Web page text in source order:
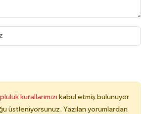
kurallarımızı kabul etmiş bulunuyor
üstleniyorsunuz. Yazılan yorumlardan